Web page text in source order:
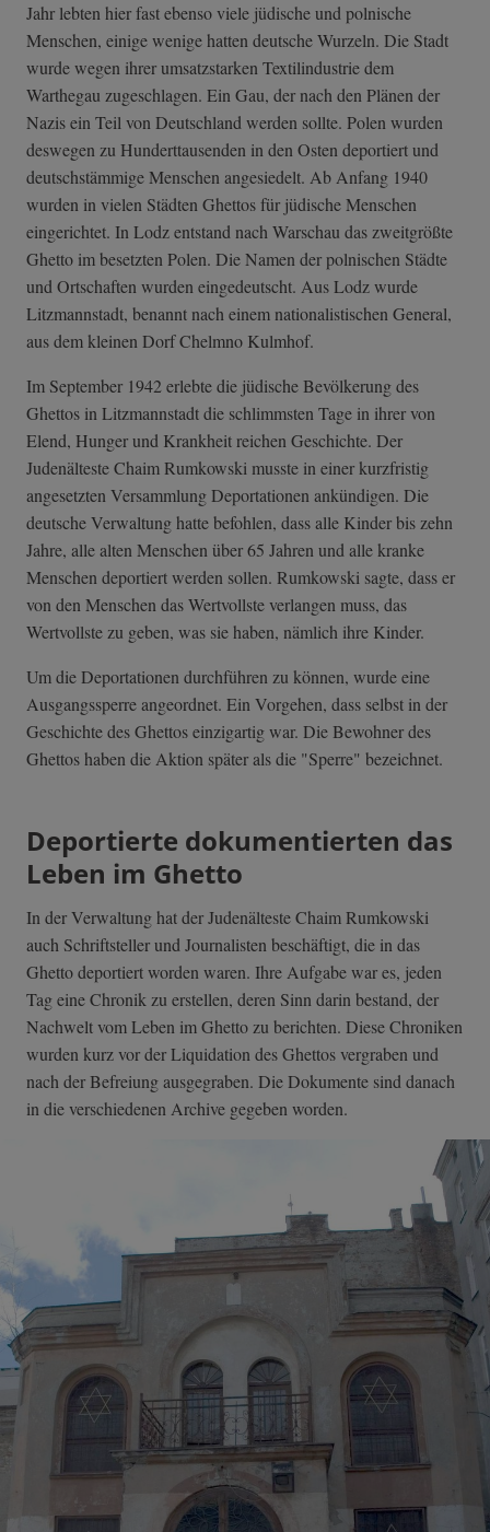
Jahr lebten hier fast ebenso viele jüdische und polnische
Menschen, einige wenige hatten deutsche Wurzeln. Die Stadt
wurde wegen ihrer umsatzstarken Textilindustrie dem
Warthegau zugeschlagen. Ein Gau, der nach den Plänen der
Nazis ein Teil von Deutschland werden sollte. Polen wurden
deswegen zu Hunderttausenden in den Osten deportiert und
deutschstämmige Menschen angesiedelt. Ab Anfang 1940
wurden in vielen Städten Ghettos für jüdische Menschen
eingerichtet. In Lodz entstand nach Warschau das zweitgrößte
Ghetto im besetzten Polen. Die Namen der polnischen Städte
und Ortschaften wurden eingedeutscht. Aus Lodz wurde
Litzmannstadt, benannt nach einem nationalistischen General,
aus dem kleinen Dorf Chelmno Kulmhof.
Im September 1942 erlebte die jüdische Bevölkerung des
Ghettos in Litzmannstadt die schlimmsten Tage in ihrer von
Elend, Hunger und Krankheit reichen Geschichte. Der
Judenälteste Chaim Rumkowski musste in einer kurzfristig
angesetzten Versammlung Deportationen ankündigen. Die
deutsche Verwaltung hatte befohlen, dass alle Kinder bis zehn
Jahre, alle alten Menschen über 65 Jahren und alle kranke
Menschen deportiert werden sollen. Rumkowski sagte, dass er
von den Menschen das Wertvollste verlangen muss, das
Wertvollste zu geben, was sie haben, nämlich ihre Kinder.
Um die Deportationen durchführen zu können, wurde eine
Ausgangssperre angeordnet. Ein Vorgehen, dass selbst in der
Geschichte des Ghettos einzigartig war. Die Bewohner des
Ghettos haben die Aktion später als die "Sperre" bezeichnet.
Deportierte dokumentierten das
Leben im Ghetto
In der Verwaltung hat der Judenälteste Chaim Rumkowski
auch Schriftsteller und Journalisten beschäftigt, die in das
Ghetto deportiert worden waren. Ihre Aufgabe war es, jeden
Tag eine Chronik zu erstellen, deren Sinn darin bestand, der
Nachwelt vom Leben im Ghetto zu berichten. Diese Chroniken
wurden kurz vor der Liquidation des Ghettos vergraben und
nach der Befreiung ausgegraben. Die Dokumente sind danach
in die verschiedenen Archive gegeben worden.